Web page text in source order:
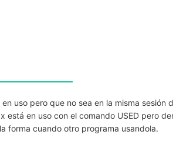
uso pero que no sea en la misma sesión
está en uso con el comando USED pero
forma cuando otro programa usandola.